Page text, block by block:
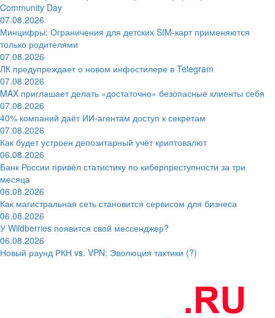
Community Day
07.08.2026
Минцифры: Ограничения для детских SIM-карт применяются
только родителями
07.08.2026
ЛК предупреждает о новом инфостилере в Telegram
07.08.2026
MAX приглашает делать «достаточно» безопасные клиенты себя
07.08.2026
40% компаний даёт ИИ‑агентам доступ к секретам
07.08.2026
Как будет устроен депозитарный учёт криптовалют
06.08.2026
Банк России привёл статистику по киберпреступности за три
месяца
06.08.2026
Как магистральная сеть становится сервисом для бизнеса
06.08.2026
У Wildberries появится свой мессенджер?
06.08.2026
Новый раунд РКН vs. VPN: Эволюция тактики (?)